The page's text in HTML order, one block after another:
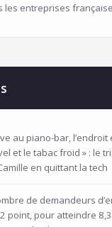
les entreprises
au piano-bar, l’endroit
et le tabac froid » : le
en quittant la tech
de demandeurs
point, pour atteindre